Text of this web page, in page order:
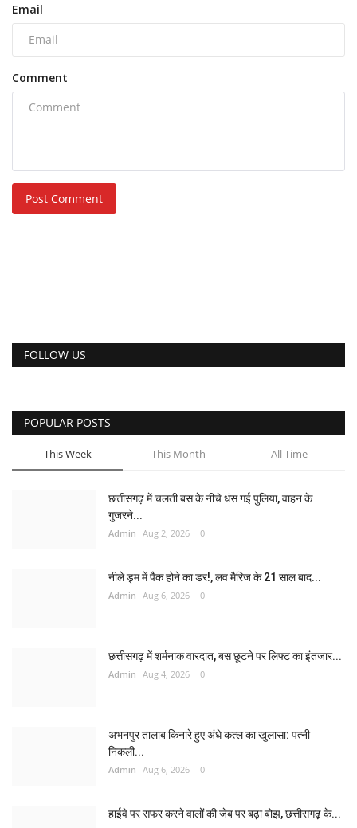
Email
Comment
Post Comment
FOLLOW US
POPULAR POSTS
This Week This Month All Time
छत्तीसगढ़ में चलती बस के नीचे धंस गई पुलिया, वाहन के
गुजरने...
Admin Aug 2, 2026 0
नीले ड्र्म में पैक होने का डर!, लव मैरिज के 21 साल बाद...
Admin Aug 6, 2026 0
छत्तीसगढ़ में शर्मनाक वारदात, बस छूटने पर लिफ्ट का इंतजार...
Admin Aug 4, 2026 0
अभनपुर तालाब किनारे हुए अंधे कत्ल का खुलासा: पत्नी
निकली...
Admin Aug 6, 2026 0
हाईवे पर सफर करने वालों की जेब पर बढ़ा बोझ, छत्तीसगढ़ के...